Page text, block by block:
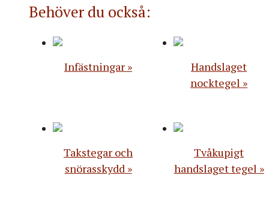
Behöver du också:
Infästningar
Handslaget
nocktegel
Takstegar och
snörasskydd
Tvåkupigt
handslaget tegel